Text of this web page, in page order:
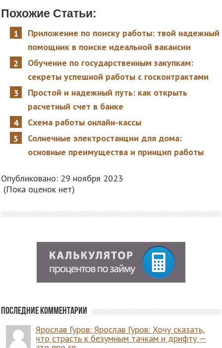
Похожие Статьи:
Приложение по поиску работы: твой надежный
помощник в поиске идеальной вакансии
Обучение по государственным закупкам:
секреты успешной работы с госконтрактами
Простой и надежный путь: как открыть
расчетный счет в банке
Схема работы онлайн-кассы
Солнечные электростанции для дома:
основные преимущества и принцип работы
Опубликовано: 29 ноября 2023
(Пока оценок нет)
Последние комментарии
Ярослав Гуров: Ярослав Гуров: Хочу сказать,
что страсть к безумным тачкам и дрифту —